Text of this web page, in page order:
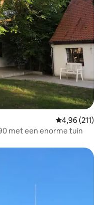
Gemiddelde
4,96 (211)
met een enorme tuin